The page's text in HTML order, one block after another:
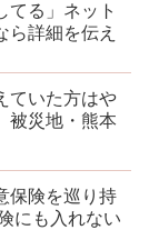
てる」ネット
ら詳細を伝え
ていた方はや
災地・熊本
保険を巡り持
にも入れない